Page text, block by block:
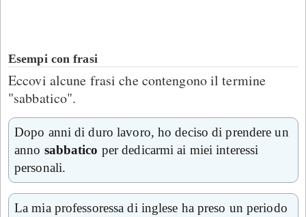
Esempi con frasi
Eccovi alcune frasi che contengono il termine
"sabbatico".
Dopo anni di duro lavoro, ho deciso di prendere un
anno sabbatico per dedicarmi ai miei interessi
personali.
La mia professoressa di inglese ha preso un periodo